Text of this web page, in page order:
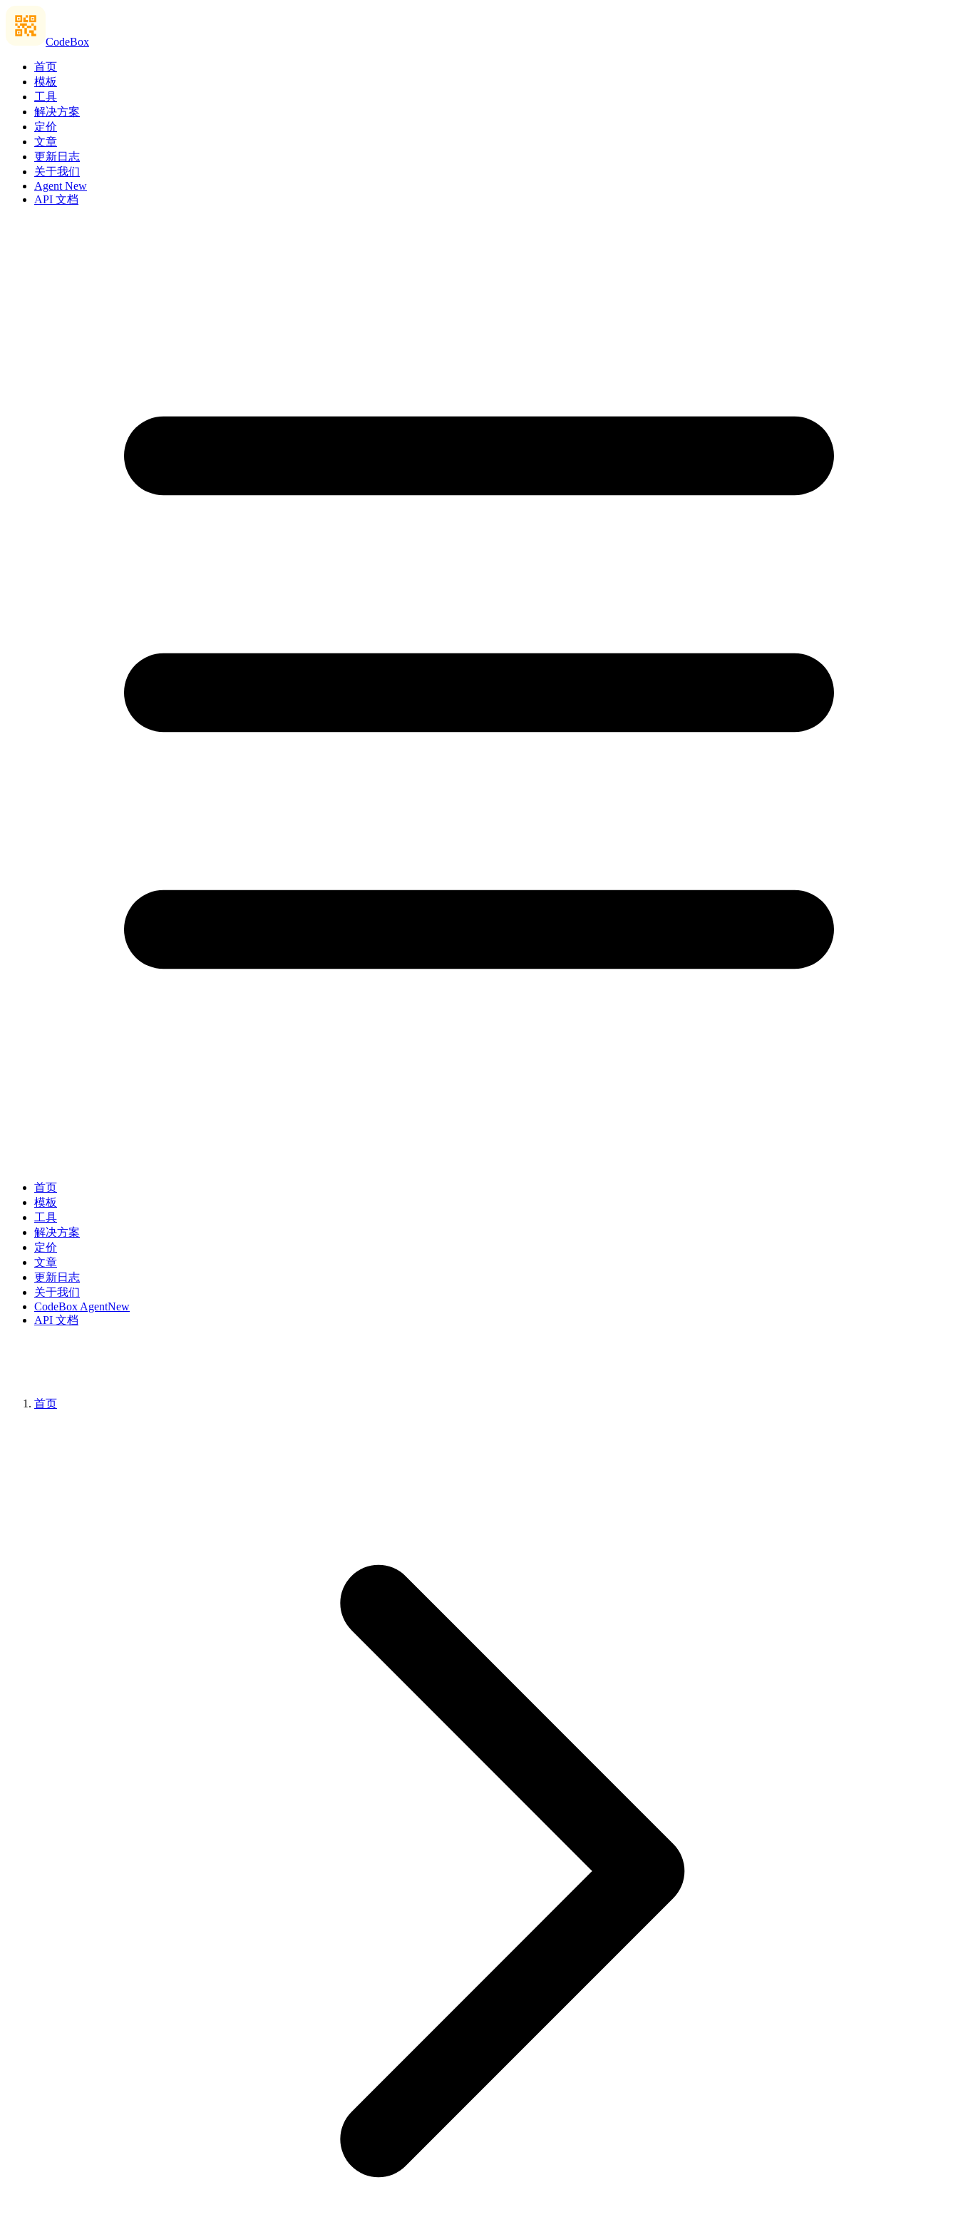
CodeBox
首页
模板
工具
解决方案
定价
文章
更新日志
关于我们
Agent New
API 文档
首页
模板
工具
解决方案
定价
文章
更新日志
关于我们
CodeBox AgentNew
API 文档
首页